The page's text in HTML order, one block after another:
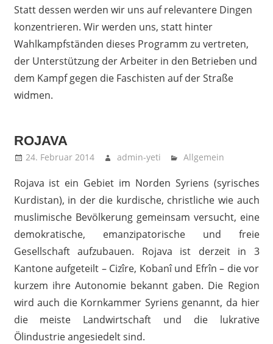
Statt dessen werden wir uns auf relevantere Dingen
konzentrieren. Wir werden uns, statt hinter
Wahlkampfständen dieses Programm zu vertreten,
der Unterstützung der Arbeiter in den Betrieben und
dem Kampf gegen die Faschisten auf der Straße
widmen.
ROJAVA
24. Februar 2014 admin-yeti Allgemein
Rojava ist ein Gebiet im Norden Syriens (syrisches
Kurdistan), in der die kurdische, christliche wie auch
muslimische Bevölkerung gemeinsam versucht, eine
demokratische, emanzipatorische und freie
Gesellschaft aufzubauen. Rojava ist derzeit in 3
Kantone aufgeteilt – Cizîre, Kobanî und Efrîn – die vor
kurzem ihre Autonomie bekannt gaben. Die Region
wird auch die Kornkammer Syriens genannt, da hier
die meiste Landwirtschaft und die lukrative
Ölindustrie angesiedelt sind.